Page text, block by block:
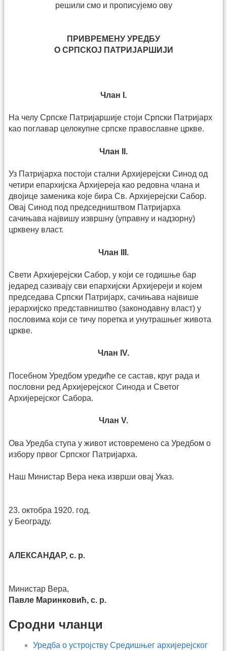
решили смо и прописујемо ову
ПРИВРЕМЕНУ УРЕДБУ
О СРПСКОЈ ПАТРИЈАРШИЈИ
Члан I.
На челу Српске Патријаршије стоји Српски Патријарх
као поглавар целокупне српске православне цркве.
Члан II.
Уз Патријарха постоји стални Архијерејски Синод од
четири епархијска Архијереја као редовна члана и
двојице заменика које бира Св. Архијерејски Сабор.
Овај Синод под председништвом Патријарха
сачињава највишу извршну (управну и надзорну)
црквену власт.
Члан III.
Свети Архијерејски Сабор, у који се годишње бар
једаред сазивају сви епархијски Архијереји и којем
председава Српски Патријарх, сачињава највише
јерархијско представништво (законодавну власт) у
пословима који се тичу поретка и унутрашњег живота
цркве.
Члан IV.
Посебном Уредбом уредиће се састав, круг рада и
пословни ред Архијерејског Синода и Светог
Архијерејског Сабора.
Члан V.
Ова Уредба ступа у живот истовремено са Уредбом о
избору првог Српског Патријарха.
Наш Министар Вера нека изврши овај Указ.
23. октобра 1920. год.
у Београду.
АЛЕКСАНДАР, с. р.
Министар Вера,
Павле Маринковић, с. р.
Сродни чланци
Уредба о устројству Средишњег архијерејског